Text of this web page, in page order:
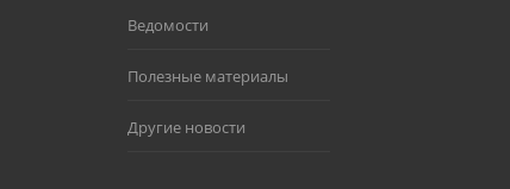
Ведомости
Полезные материалы
Другие новости